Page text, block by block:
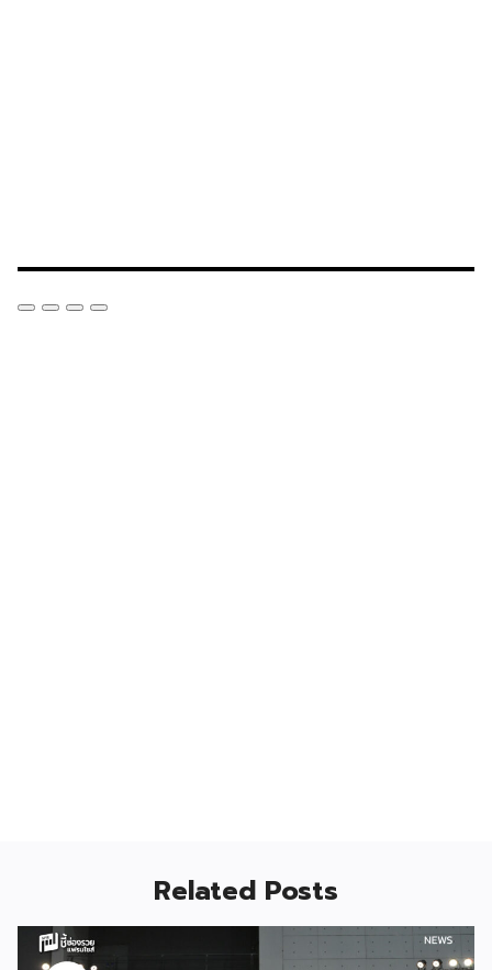
Related Posts